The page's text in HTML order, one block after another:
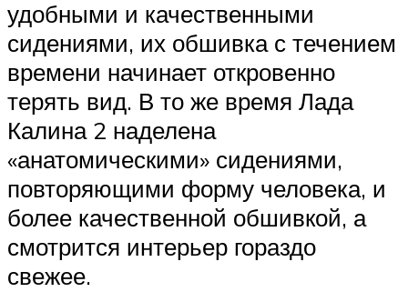
удобными и качественными
сидениями, их обшивка с течением
времени начинает откровенно
терять вид. В то же время Лада
Калина 2 наделена
«анатомическими» сидениями,
повторяющими форму человека, и
более качественной обшивкой, а
смотрится интерьер гораздо
свежее.